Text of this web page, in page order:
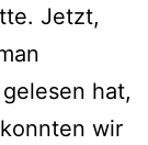
Jetzt,
hat,
wir